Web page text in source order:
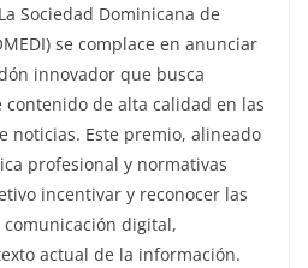
Sociedad Dominicana de
se complace en anunciar
innovador que busca
de alta calidad en las
noticias. Este premio, alineado
profesional y normativas
incentivar y reconocer las
digital,
actual de la información.